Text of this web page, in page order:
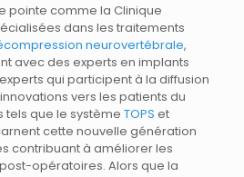
pointe comme la Clinique
dans les traitements
neurovertébrale,
avec des experts en implants
qui participent à la diffusion
vers les patients du
tels que le système TOPS et
cette nouvelle génération
contribuant à améliorer les
opératoires. Alors que la